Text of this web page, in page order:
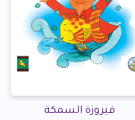
فيروزة السمكة